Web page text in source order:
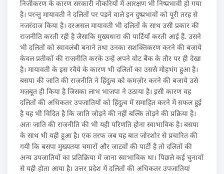
निजीकरण के कारण सरकारी नौकरियों में आरक्षण भी निष्प्रभावी हो गया
है। परन्तु मायावती ने दलितों पर पड़ने वाले इन दुष्प्रभावों को पूरी तरह से
नजरंदाज किया है। दरअसल मायावती भी दलितों के साथ उसी प्रकार की
राजनीति करती रही है जैसाकि मुख्यधारा की पार्टियाँ करती आई हैं. उसने
भी दलितों को स्वावलंबी बनाने तथा उनका सशक्तिकरण करने की बजाये
केवल प्रतीकों की राजनीति करके उन्हें अपने वोट बैंक के तौर पर ही देखा
है। मायावती के इस रवैये के कारण भी दलितों का उससे मोहभंग हुआ है।
बसपा की जाति की राजनीति ने हिंदुत्व को कमज़ोर करने की बजाये उसे
मज़बूत ही किया है जिसका लाभ भाजपा ने उठाया है। इसी कारण वह
दलितों की अधिकतर उपजातियों को हिंदुत्व में समाहित करने में सफल हुई
है यह भी विदित है कि जाति जोड़ने की नहीं बल्कि तोड़ने की प्रक्रिया है।
अतः जाति की राजनीति की भी यही परिणति होना स्वाभाविक है। बसपा
के साथ भी यही हुआ है। एक तरफ जब यह बात जोरशोर से प्रचारित की
गयी कि बसपा मुख्यतया चमारों और जाटवों की पार्टी है तो दलितों की
अन्य उपजातियों का प्रतिक्रिया में जाना स्वाभाविक था। पिछले कई चुनावों
से यही होता आया है। उत्तर प्रदेश में दलितों की अधिकतर उपजातियां